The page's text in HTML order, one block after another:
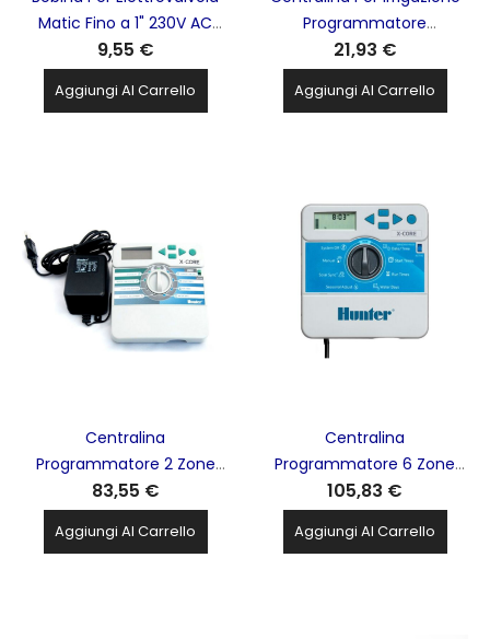
Matic Fino a 1" 230V AC
50HZ + Connettore MATIC
- GGBA
9,55 €
Aggiungi Al Carrello
Programmatore
Automatico Da Esterno A
Rubinetto Green Timer Evo
IRRITEC - IGGTE1250
21,93 €
Aggiungi Al Carrello
Centralina
Programmatore 2 Zone
Indoor Controller A
Trasformatore Esterno
230VCA X-CORE Irritec
83,55 €
Aggiungi Al Carrello
Centralina
Programmatore 6 Zone
Indoor Controller A
Trasformatore Esterno
230VCA X-CORE Irritec
105,83 €
Aggiungi Al Carrello